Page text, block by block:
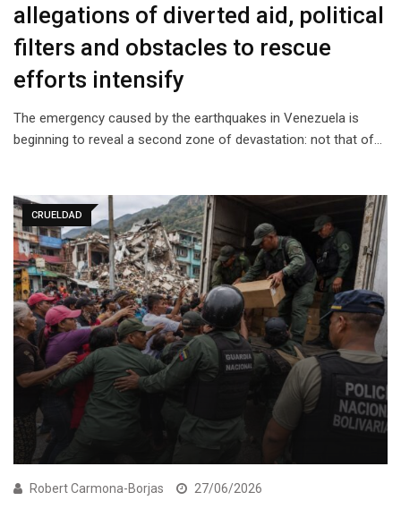
allegations of diverted aid, political
filters and obstacles to rescue
efforts intensify
The emergency caused by the earthquakes in Venezuela is
beginning to reveal a second zone of devastation: not that of…
CRUELDAD
Robert Carmona-Borjas 27/06/2026